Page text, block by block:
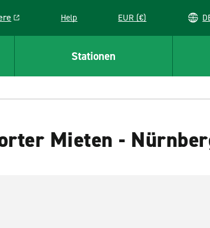
in a new window
Help EUR (€)
Stationen
Mieten -